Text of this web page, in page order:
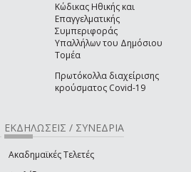
Κώδικας Ηθικής και
Επαγγελματικής
Συμπεριφοράς
Υπαλλήλων του Δημόσιου
Τομέα
Πρωτόκολλα διαχείρισης
κρούσματος Covid-19
ΕΚΔΗΛΩΣΕΙΣ / ΣΥΝΕΔΡΙΑ
Ακαδημαϊκές Τελετές